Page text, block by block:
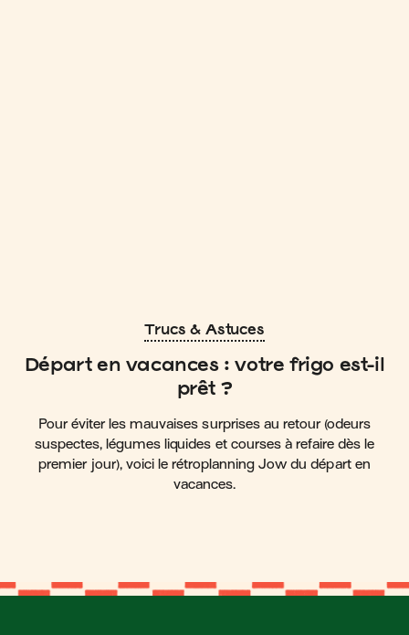
Trucs & Astuces
Départ en vacances : votre frigo est-il
prêt ?
Pour éviter les mauvaises surprises au retour (odeurs
suspectes, légumes liquides et courses à refaire dès le
premier jour), voici le rétroplanning Jow du départ en
vacances.